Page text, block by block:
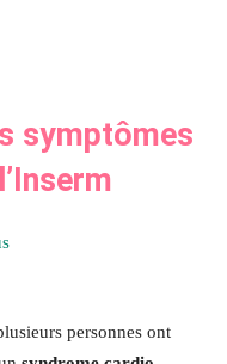
symptômes
personnes ont